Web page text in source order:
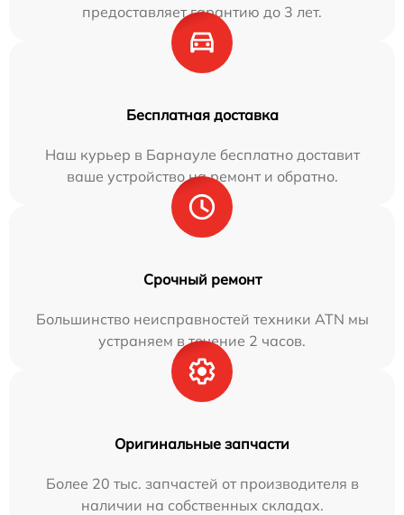
предоставляет гарантию до 3 лет.
Бесплатная доставка
Наш курьер в Барнауле бесплатно доставит
ваше устройство на ремонт и обратно.
Срочный ремонт
Большинство неисправностей техники ATN мы
устраняем в течение 2 часов.
Оригинальные запчасти
Более 20 тыс. запчастей от производителя в
наличии на собственных складах.